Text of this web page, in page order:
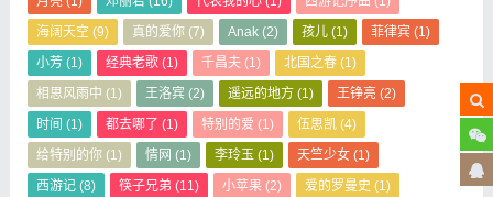
海阔天空 (9) 真的爱你(7) Anak(2) 孩儿(1) 菲律宾(1)
小芳(1) 经典老歌(1) 千昌夫 (1) 北国之春(1)
相思风雨中 (1) 王洛宾 (2) 遥远的地方(1) 王铮亮(2)
时间 (1) 都去哪了 (1) 特别的爱 (1) 伍思凯(4)
给特别的你(1) 情网 (1) 李玲玉 (1) 天竺少女(1)
西游记(8) 筷子兄弟 (11) 小苹果 (2) 爱的罗曼史 (1)